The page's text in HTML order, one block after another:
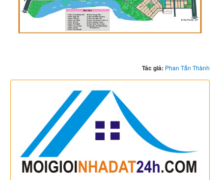
Tác giả: Phan Tấn Thành